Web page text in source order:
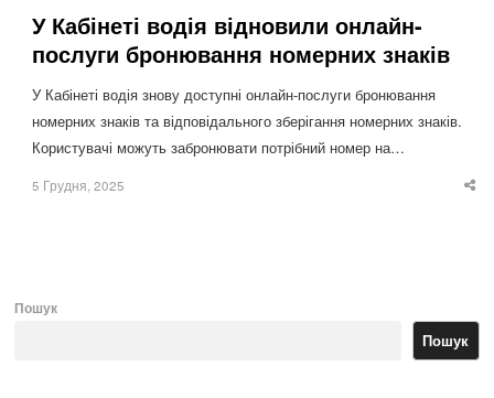
У Кабінеті водія відновили онлайн-
послуги бронювання номерних знаків
У Кабінеті водія знову доступні онлайн-послуги бронювання
номерних знаків та відповідального зберігання номерних знаків.
Користувачі можуть забронювати потрібний номер на…
5 Грудня, 2025
Пошук
Пошук